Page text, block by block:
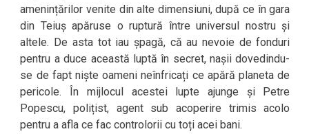
amenințărilor venite din alte dimensiuni, după ce în gara
din Teiuș apăruse o ruptură între universul nostru și
altele. De asta tot iau șpagă, că au nevoie de fonduri
pentru a duce această luptă în secret, nașii dovedindu-
se de fapt niște oameni neînfricați ce apără planeta de
pericole. În mijlocul acestei lupte ajunge și Petre
Popescu, polițist, agent sub acoperire trimis acolo
pentru a afla ce fac controlorii cu toți acei bani.